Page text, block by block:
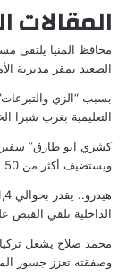
المقالات
محافظ المنيا يلتقي
الصعيد بمقر مديرية
بسبب “الزي
التعليمية بغرب شبرا
كشري ابو طارق”
ويستضيف أكثر من 50 سفيرا ودبلوماسيا
الداخلية تلقي
محمد صلاح يشعل
وصفقته تعزز جسور